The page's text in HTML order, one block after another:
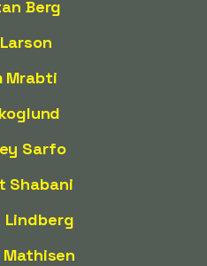
Berg
Mrabti
Sarfo
Shabani
Lindberg